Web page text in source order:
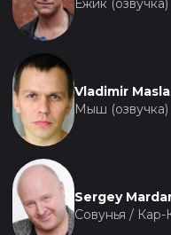
Ёжик (озвучка)
Vladimir
Мыш (озвучка)
Sergey
Совунья / Кар-